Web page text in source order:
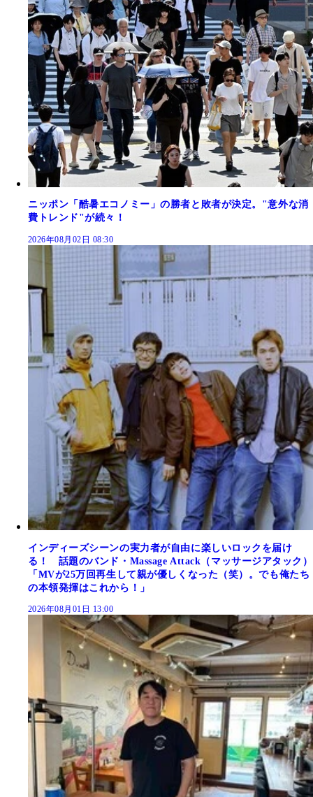
ニッポン「酷暑エコノミー」の勝者と敗者が決定。"意外な消
費トレンド"が続々！
2026年08月02日 08:30
インディーズシーンの実力者が自由に楽しいロックを届け
る！ 話題のバンド・Massage Attack（マッサージアタック）
「MVが25万回再生して親が優しくなった（笑）。でも俺たち
の本領発揮はこれから！」
2026年08月01日 13:00